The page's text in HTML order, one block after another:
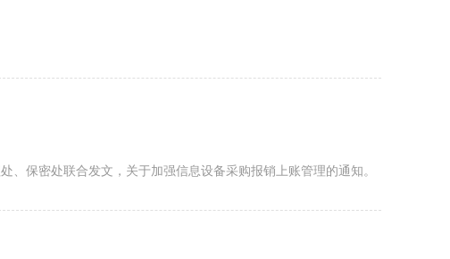
保密处联合发文，关于加强信息设备采购报销上账管理的通知。